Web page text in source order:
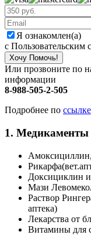
Я ознакомлен(а)
с Пользовательским
Хочу Помочь!
Или прозвоните по
информации
8-988-505-2-505
Подробнее по ссылке
1. Медикаменты
Доксициклин
Мази
Раствор
аптека)
Лекарства от
Витамины для